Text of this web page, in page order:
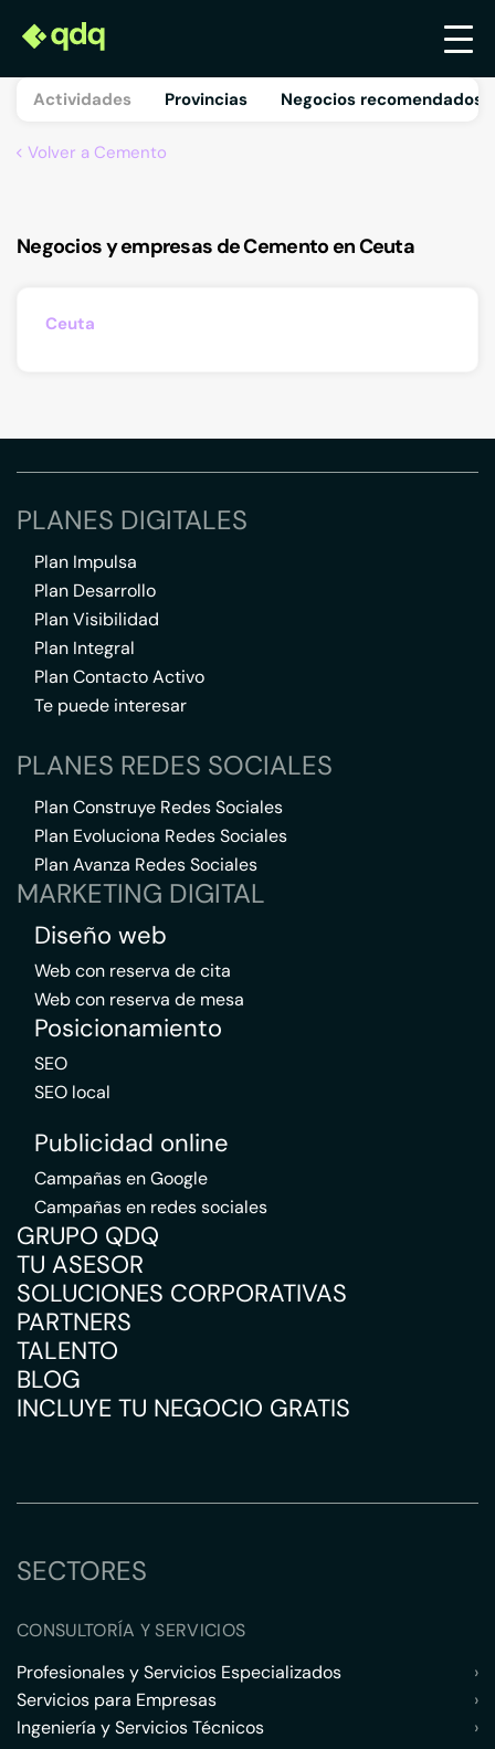
Actividades Provincias Negocios recomendados
Volver a Cemento
Negocios y empresas de Cemento en Ceuta
Ceuta
PLANES DIGITALES
Plan Impulsa
Plan Desarrollo
Plan Visibilidad
Plan Integral
Plan Contacto Activo
Te puede interesar
PLANES REDES SOCIALES
Plan Construye Redes Sociales
Plan Evoluciona Redes Sociales
Plan Avanza Redes Sociales
MARKETING DIGITAL
Diseño web
Web con reserva de cita
Web con reserva de mesa
Posicionamiento
SEO
SEO local
Publicidad online
Campañas en Google
Campañas en redes sociales
GRUPO QDQ
TU ASESOR
SOLUCIONES CORPORATIVAS
PARTNERS
TALENTO
BLOG
INCLUYE TU NEGOCIO GRATIS
SECTORES
CONSULTORÍA Y SERVICIOS
Profesionales y Servicios Especializados
›
Servicios para Empresas
›
Ingeniería y Servicios Técnicos
›